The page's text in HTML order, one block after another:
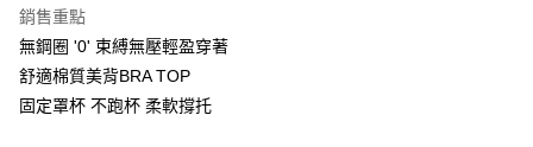
相關說明
【關於「AFTEE先享後付」】
AFTEE先享後付是「在收到商品之後才付款」的支付方式。 讓您購物簡單
１．簡單：不需註冊會員、不需綁卡、不需儲值。
ATM付款
銷售重點
無鋼圈 '0' 束縛無壓輕盈穿著
舒適棉質美背BRA TOP
固定罩杯 不跑杯 柔軟撐托